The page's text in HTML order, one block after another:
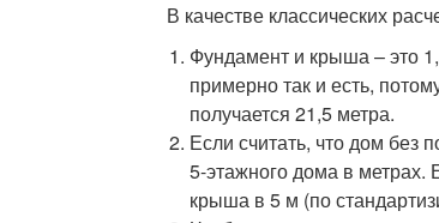
В качестве классических
Фундамент и крыша – это
примерно так и есть,
получается 21,5 метра.
Если считать, что дом без
5-этажного дома в метрах.
крыша в 5 м (по